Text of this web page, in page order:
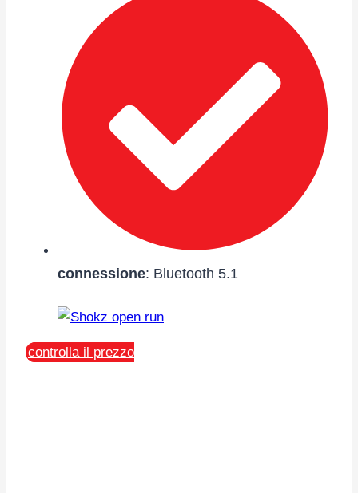
connessione: Bluetooth 5.1
controlla il prezzo